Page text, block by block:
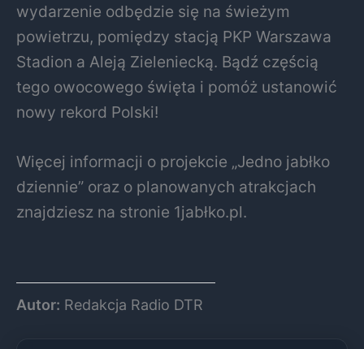
wydarzenie odbędzie się na świeżym
powietrzu, pomiędzy stacją PKP Warszawa
Stadion a Aleją Zieleniecką. Bądź częścią
tego owocowego święta i pomóż ustanowić
nowy rekord Polski!
Więcej informacji o projekcie „Jedno jabłko
dziennie” oraz o planowanych atrakcjach
znajdziesz na stronie 1jabłko.pl.
Autor: Redakcja Radio DTR